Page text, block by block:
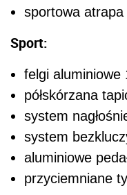
sportowa atrapa
Sport:
felgi aluminiowe
półskórzana
system
system
aluminiowe
przyciemniane